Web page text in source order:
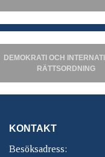
DEMOKRATI OCH
RÄTTSORDNING
KONTAKT
Besöksadress: